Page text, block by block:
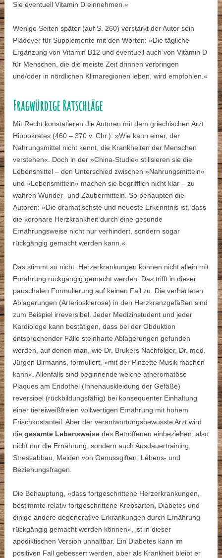
Sie eventuell Vitamin D einnehmen.«
Wenige Seiten später (auf S. 260) verstärkt der Autor sein
Plädoyer für Supplemente mit den Worten: »Die tägliche
Ergänzung von Vitamin B12 und eventuell auch von Vitamin D
für Menschen, die die meiste Zeit drinnen verbringen
und/oder in nördlichen Klimaregionen leben, wird empfohlen.«
Fragwürdige Ratschläge
Mit Recht konstatieren die Autoren mit dem griechischen Arzt
Hippokrates (460 – 370 v. Chr.): »Wie kann einer, der
Nahrungsmittel nicht kennt, die Krankheiten der Menschen
verstehen«. Doch in der »China-Studie« stilisieren sie die
Lebensmittel – den Unterschied zwischen »Nahrungsmitteln«
und »Lebensmitteln« machen sie begrifflich nicht klar – zu
wahren Wunder- und Zaubermitteln. So behaupten die
Autoren: »Die dramatischste und neueste Erkenntnis ist, dass
die koronare Herzkrankheit durch eine gesunde
Ernährungsweise nicht nur verhindert, sondern sogar
rückgängig gemacht werden kann.«
Das stimmt so nicht. Herzerkrankungen können nicht allein mit
Ernährung rückgängig gemacht werden. Das trifft in dieser
pauschalen Formulierung auf keinen Fall zu. Die verhärteten
Ablagerungen (Arteriosklerose) in den Herzkranzgefäßen sind
zum Beispiel irreversibel. Jeder Medizinstudent und jeder
Kardiologe kann bestätigen, dass bei der Obduktion
entsprechender Fälle steinharte Ablagerungen gefunden
werden, auf denen man, wie Dr. Brukers Nachfolger, Dr. med.
Jürgen Birmanns, formuliert, »mit der Pinzette Musik machen
kann«. Allenfalls sind beginnende weiche atheromatöse
Plaques am Endothel (Innenauskleidung der Gefäße)
reversibel (rückbildungsfähig) bei konsequenter Einhaltung
einer tiereiweißfreien vollwertigen Ernährung mit hohem
Frischkostanteil. Aber der verantwortungsbewusste Arzt wird
diegesamte Lebensweise des Betroffenen einbeziehen, also
nicht nur die Ernährung, sondern auch Ausdauertraining,
Stressabbau, Meiden von Genussgiften, Lebens- und
Beziehungsfragen.
Die Behauptung, »dass fortgeschrittene Herzerkrankungen,
bestimmte relativ fortgeschrittene Krebsarten, Diabetes und
einige andere degenerative Erkrankungen durch Ernährung
rückgängig gemacht werden können«, ist in dieser
apodiktischen Version unhaltbar. Ein Diabetes kann im
positiven Fall gebessert werden, aber als Krankheit bleibt er